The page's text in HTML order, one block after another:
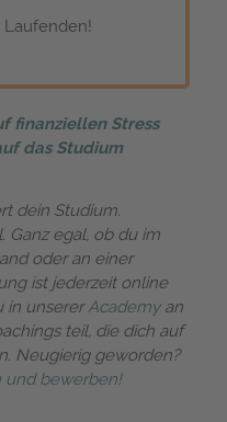
finanziellen Stress
das Studium
dein Studium.
Ganz egal, ob du im
oder an einer
ist jederzeit online
in unsererAcademyan
teil, die dich auf
Neugierig geworden?
und bewerben!